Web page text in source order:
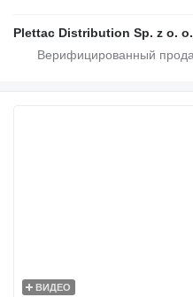
Plettac Distribution Sp. z o. o.
ВИДЕО